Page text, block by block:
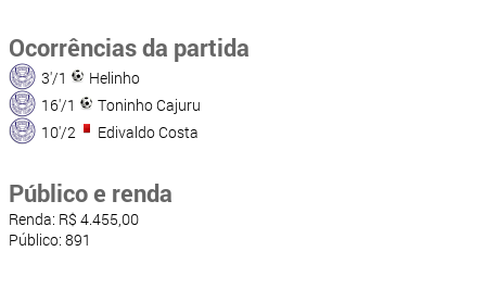
Ocorrências da partida
3'/1
Helinho
16'/1
Toninho Cajuru
10'/2
Edivaldo Costa
Público e renda
Renda: R$ 4.455,00
Público: 891